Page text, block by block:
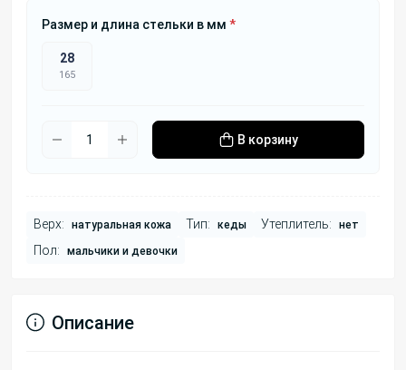
Размер и длина стельки в мм *
28
165
В корзину
Верх: натуральная кожа Тип: кеды Утеплитель: нет
Пол: мальчики и девочки
Описание